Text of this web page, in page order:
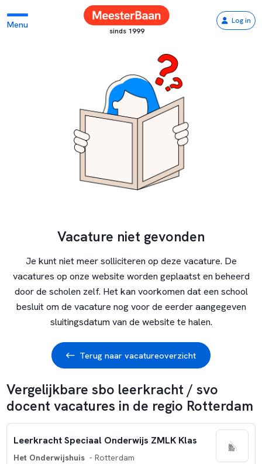
Menu
sinds 1999
Log in
Vacature niet gevonden
Je kunt niet meer solliciteren op deze vacature. De
vacatures op onze website worden geplaatst en beheerd
door de scholen zelf. Het kan voorkomen dat een school
besluit om de vacature nog voor de eerder aangegeven
sluitingsdatum van de website te halen.
Terug naar vacatureoverzicht
Vergelijkbare sbo leerkracht / svo
docent vacatures in de regio Rotterdam
Leerkracht Speciaal Onderwijs ZMLK Klas
Het Onderwijshuis - Rotterdam